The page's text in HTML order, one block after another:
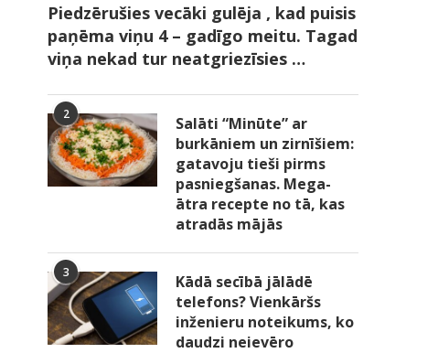
Piedzērušies vecāki gulēja , kad puisis
paņēma viņu 4 – gadīgo meitu. Tagad
viņa nekad tur neatgriezīsies …
2
Salāti “Minūte” ar
burkāniem un zirnīšiem:
gatavoju tieši pirms
pasniegšanas. Mega-
ātra recepte no tā, kas
atradās mājās
3
Kādā secībā jālādē
telefons? Vienkāršs
inženieru noteikums, ko
daudzi neievēro